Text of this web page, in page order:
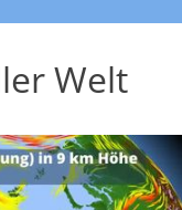
Welt